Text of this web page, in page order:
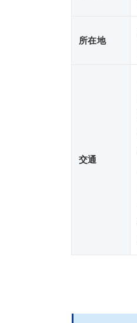
所在地
交通